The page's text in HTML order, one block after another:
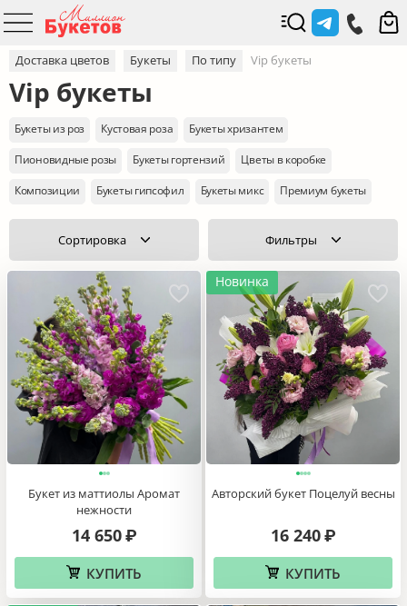
Доставка цветов Букеты По типу Vip букеты
Vip букеты
Букеты из роз Кустовая роза
Букеты хризантем
Пионовидные розы
Букеты гортензий
Цветы в коробке
Композиции
Букеты гипсофил Букеты микс Премиум букеты
Сортировка Фильтры
Букет из маттиолы Аромат
нежности
14 650 ₽
КУПИТЬ
Новинка
Авторский букет Поцелуй весны
16 240 ₽
КУПИТЬ